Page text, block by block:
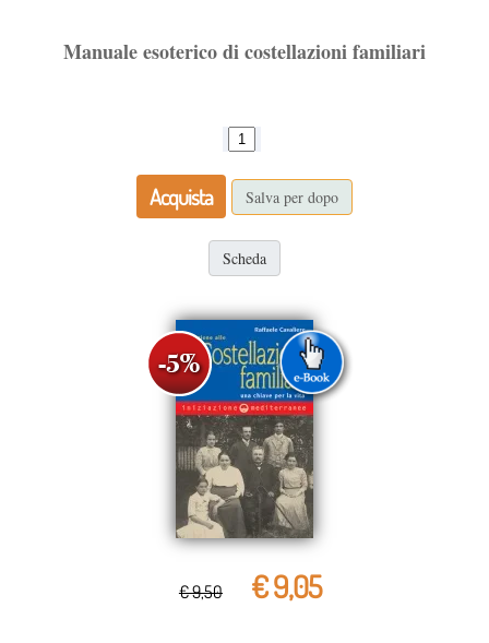
Manuale esoterico di costellazioni familiari
Acquista Salva per dopo
Scheda
€ 9,50 € 9,05